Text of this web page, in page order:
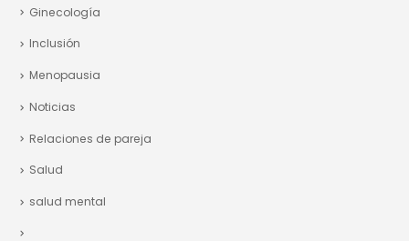
Ginecología
Inclusión
Menopausia
Noticias
Relaciones de pareja
Salud
salud mental